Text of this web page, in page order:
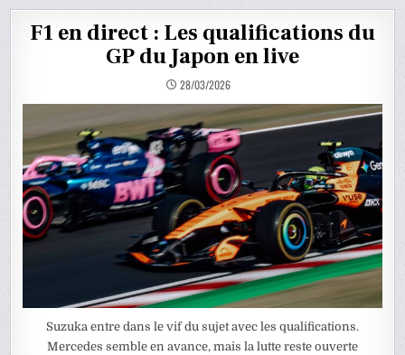
F1 en direct : Les qualifications du
GP du Japon en live
28/03/2026
Suzuka entre dans le vif du sujet avec les qualifications.
Mercedes semble en avance, mais la lutte reste ouverte